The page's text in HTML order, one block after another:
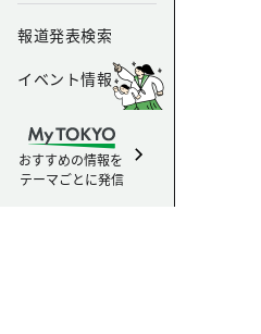
報道発表検索
イベント情報
おすすめの情報を
テーマごとに発信